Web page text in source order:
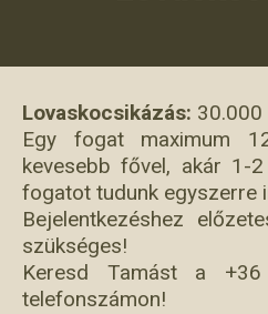
Lovaskocsikázás:
Egy fogat maximum
kevesebb fővel, akár 1-
fogatot tudunk egyszerre
Bejelentkezéshez
szükséges!
Keresd Tamást a
telefonszámon!